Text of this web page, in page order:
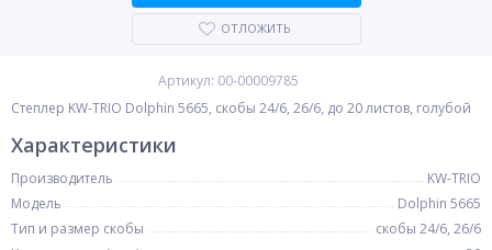
ОТЛОЖИТЬ
Артикул: 00-00009785
Степлер KW-TRIO Dolphin 5665, скобы 24/6, 26/6, до 20 листов, голубой
Характеристики
Производитель
KW-TRIO
Модель
Dolphin 5665
Тип и размер скобы
скобы 24/6, 26/6